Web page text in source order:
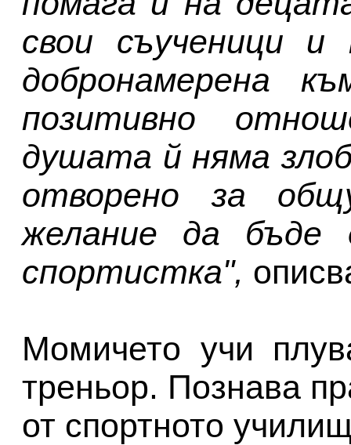
свои съученици
добронамерена
позитивно
душата й няма
отворено за
желание да бъде
спортистка",
Момичето учи
треньор. Познава
от спортното